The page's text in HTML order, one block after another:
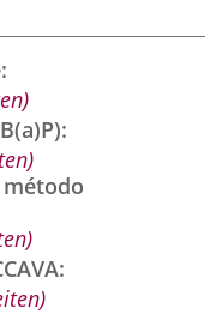
externa.externa.